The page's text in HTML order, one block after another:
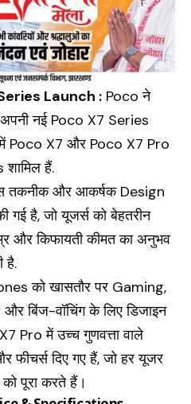
Launch : Poco ने
अपनी नई Poco X7 Series
Poco X7 और Poco X7 Pro
हैं.
तकनीक और आकर्षक Design
गई है, जो यूजर्स को बेहतरीन
और किफायती कीमत का अनुभव
है.
को खासतौर पर Gaming,
बिंज-वॉचिंग के लिए डिजाइन
Pro में उच्च गुणवत्ता वाले
फीचर्स दिए गए हैं, जो हर यूजर
पूरा करते हैं।